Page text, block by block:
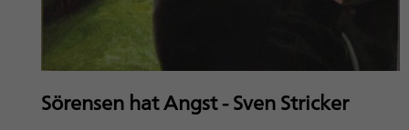
Sörensen hat Angst - Sven Stricker